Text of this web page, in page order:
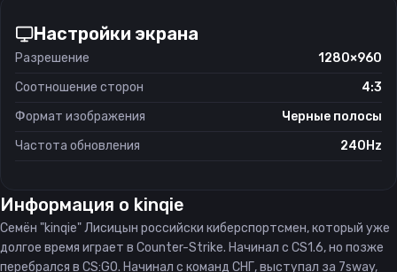
Настройки экрана
Разрешение
1280×960
Соотношение сторон
4:3
Формат изображения
Черные полосы
Частота обновления
240Hz
Информация о kinqie
Семён "kinqie" Лисицын российски киберспортсмен, который уже
долгое время играет в Counter-Strike. Начинал с CS1.6, но позже
перебрался в CS:GO. Начинал с команд СНГ, выступал за 7sway,